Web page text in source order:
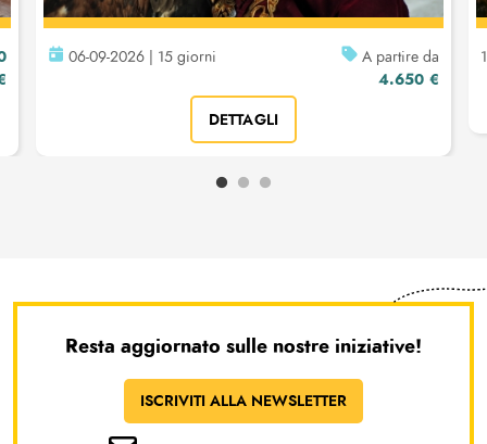
06-09-2026 | 15 giorni A partire da
4.650 €
DETTAGLI
Resta aggiornato sulle nostre iniziative!
ISCRIVITI ALLA NEWSLETTER